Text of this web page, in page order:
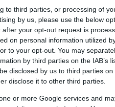
to third parties, or processing of
by us, please use the below
your opt-out request is
on personal information utilized
to your opt-out. You may
by third parties on the IAB’s
disclosed by us to third parties on
disclose it to other third parties.
or more Google services and
14:29
του Αιγαίου» και το
του Σαμαρά: Η